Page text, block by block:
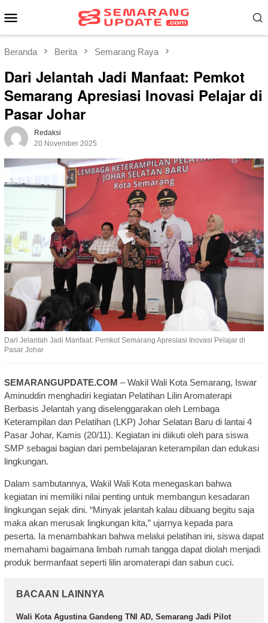
ke
Mobile
Beranda Berita Semarang Raya
Dari Jelantah Jadi Manfaat: Pemkot
Semarang Apresiasi Inovasi Pelajar di
Pasar Johar
Redaksi
20 November 2025
Dari Jelantah Jadi Manfaat: Pemkot Semarang Apresiasi Inovasi Pelajar di
Pasar Johar
SEMARANGUPDATE.COM – Wakil Wali Kota Semarang, Iswar
Aminuddin menghadiri kegiatan Pelatihan Lilin Aromaterapi
Berbasis Jelantah yang diselenggarakan oleh Lembaga
Keterampilan dan Pelatihan (LKP) Johar Selatan Baru di lantai 4
Pasar Johar, Kamis (20/11). Kegiatan ini diikuti oleh para siswa
SMP sebagai bagian dari pembelajaran keterampilan dan edukasi
lingkungan.
Dalam sambutannya, Wakil Wali Kota menegaskan bahwa
kegiatan ini memiliki nilai penting untuk membangun kesadaran
lingkungan sejak dini. “Minyak jelantah kalau dibuang begitu saja
maka akan merusak lingkungan kita,” ujarnya kepada para
peserta. Ia menambahkan bahwa melalui pelatihan ini, siswa dapat
memahami bagaimana limbah rumah tangga dapat diolah menjadi
produk bermanfaat seperti lilin aromaterapi dan sabun cuci.
BACAAN LAINNYA
Wali Kota Agustina Gandeng TNI AD, Semarang Jadi Pilot